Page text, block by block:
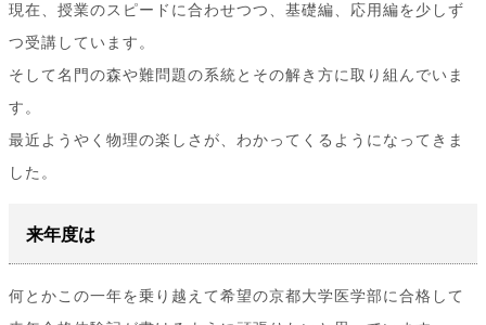
現在、授業のスピードに合わせつつ、基礎編、応用編を少しず
つ受講しています。
そして名門の森や難問題の系統とその解き方に取り組んでいま
す。
最近ようやく物理の楽しさが、わかってくるようになってきま
した。
来年度は
何とかこの一年を乗り越えて希望の京都大学医学部に合格して